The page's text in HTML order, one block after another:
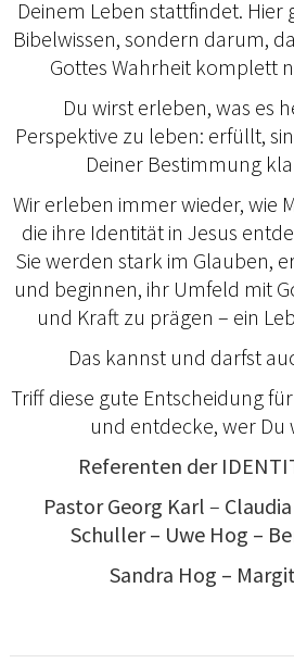
Deinem Leben stattfindet. Hier
Bibelwissen, sondern darum,
Gottes Wahrheit komplett
Du wirst erleben, was es
Perspektive zu leben: erfüllt,
Deiner Bestimmung
Wir erleben immer wieder, wie
die ihre Identität in Jesus
Sie werden stark im Glauben,
und beginnen, ihr Umfeld mit
und Kraft zu prägen – ein
Das kannst und darfst
Triff diese gute Entscheidung
und entdecke, wer Du
Referenten der
Pastor Georg Karl – Claudia
Schuller – Uwe Hog –
Sandra Hog –